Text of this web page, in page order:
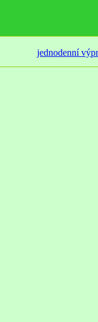
jednodenní